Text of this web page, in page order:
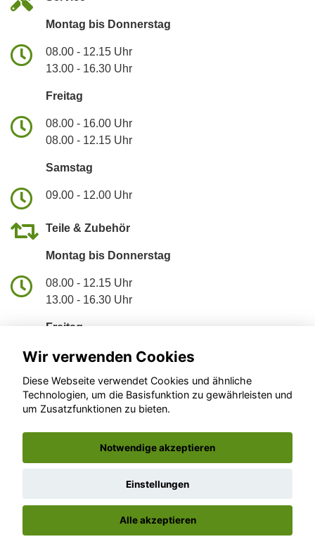
Montag bis Donnerstag
08.00 - 12.15 Uhr
13.00 - 16.30 Uhr
Freitag
08.00 - 16.00 Uhr
08.00 - 12.15 Uhr
Samstag
09.00 - 12.00 Uhr
Teile & Zubehör
Montag bis Donnerstag
08.00 - 12.15 Uhr
13.00 - 16.30 Uhr
Freitag
08.00 - 16.00 Uhr
Samstag
Zustimmung erforderlich
Für die Aktivierung der Karten- und
Wir verwenden Cookies
Diese Webseite verwendet Cookies und ähnliche
Technologien, um die Basisfunktion zu gewährleisten und
um Zusatzfunktionen zu bieten.
Notwendige akzeptieren
Einstellungen
Alle akzeptieren